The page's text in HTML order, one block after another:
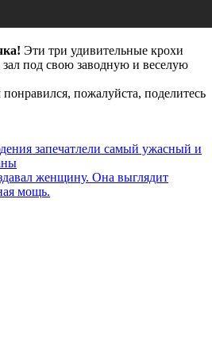
Эти три удивительные крохи
зал под свою заводную и веселую
пожалуйста, поделитесь
запечатлели самый ужасный и
женщину. Она выглядит
мощь.